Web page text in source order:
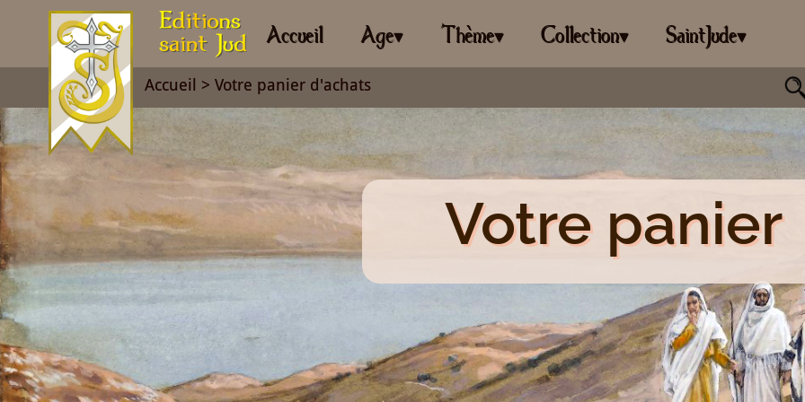
Accueil Age▾ Thème▾ Collection▾ SaintJude▾
Accueil > Votre panier d'achats
Votre panier